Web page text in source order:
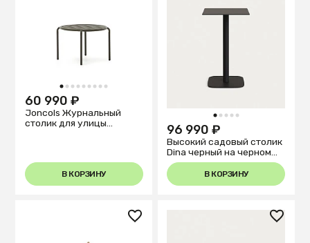
1 2 3 4 5 6 7 8 9
60 990 ₽
Joncols Журнальный
столик для улицы
В КОРЗИНУ
1 2 3 4 5
96 990 ₽
Высокий садовый столик
Dina черный на черном
металлическом
основании 60 x 60 x 96
см
В КОРЗИНУ